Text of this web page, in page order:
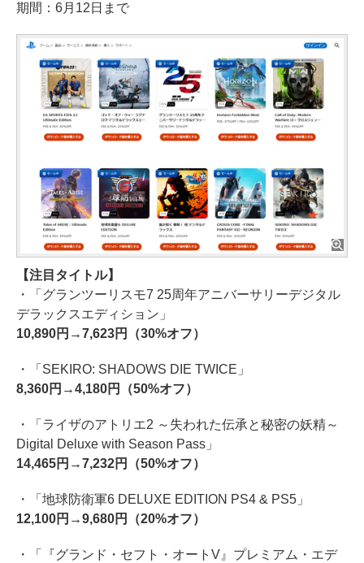
期間：6月12日まで
【注目タイトル】
・「グランツーリスモ7 25周年アニバーサリーデジタル
デラックスエディション」
10,890円→7,623円（30%オフ）
・「SEKIRO: SHADOWS DIE TWICE」
8,360円→4,180円（50%オフ）
・「ライザのアトリエ2 ～失われた伝承と秘密の妖精～
Digital Deluxe with Season Pass」
14,465円→7,232円（50%オフ）
・「地球防衛軍6 DELUXE EDITION PS4 & PS5」
12,100円→9,680円（20%オフ）
・「『グランド・セフト・オートV』プレミアム・エデ